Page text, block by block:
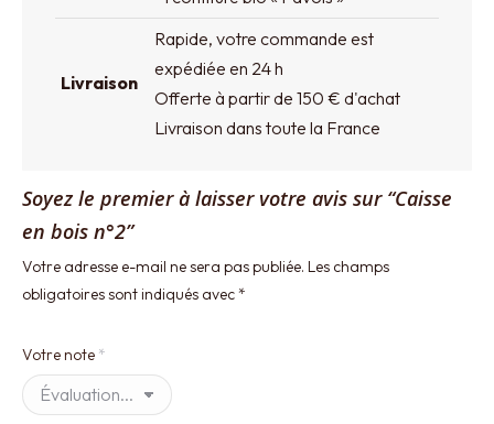
Livraison
Rapide, votre commande est
expédiée en 24 h
Offerte à partir de 150 € d'achat
Livraison dans toute la France
Soyez le premier à laisser votre avis sur “Caisse
en bois n°2”
Votre adresse e-mail ne sera pas publiée. Les champs
obligatoires sont indiqués avec*
Votre note *